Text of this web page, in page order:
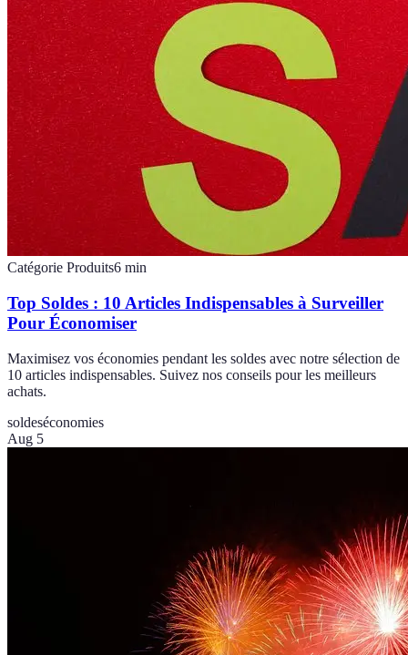
Catégorie Produits6 min
Top Soldes : 10 Articles Indispensables à Surveiller
Pour Économiser
Maximisez vos économies pendant les soldes avec notre sélection de
10 articles indispensables. Suivez nos conseils pour les meilleurs
achats.
soldeséconomies
Aug 5